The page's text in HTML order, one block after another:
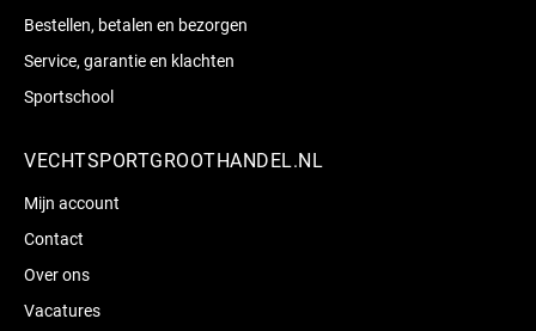
Bestellen, betalen en bezorgen
Service, garantie en klachten
Sportschool
VECHTSPORTGROOTHANDEL.NL
Mijn account
Contact
Over ons
Vacatures